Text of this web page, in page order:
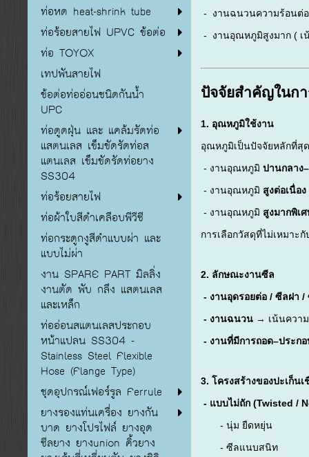
ท่อหด heat-shrink tube
ท่อร้อยสายไฟ UPVC ข้อต่อ
ท่อ TOYOX
เทปพันสายไฟ
ข้อต่อท่ออ่อนชนิดกันน้ำ
UPC
ท่อดูดฝุ่น และ แคล้มรัดท่อ
แสตนเลส เข็มขัดรัดท่อส
แตนเลส เข็มขัดรัดท่อยาง
SS304
ท่อร้อยสายไฟ
ท่อผ้าใบสีดำเคลือบพีวีซี
ท่อกระดูกงูสีดำแบบผ่า และ
แบบไม่ผ่า
งาน SPARE PART มิลลิ่ง
งานตัด พับ กลึง แสตนเลส
และเหล็ก
ท่ออ่อนสแตนเลสประกอบ
หน้าแปลน SS304 -
Stainless Steel Flexible
Hose (Flange Type)
ชุดอุปกรณ์เฟอร์รูล Ferrule
ยางรองแท่นเครื่อง ยางกัน
บาด ยางโปรไฟล์ ยางอุด
ซีลยาง ยางunion คิ้วยาง
- งานฉนวนความร้อนต่
- งานอุณหภูมิสูงมาก (
ปัจจัยสำคัญในกา
1. อุณหภูมิใช้งาน
อุณหภูมิเป็นปัจจัยหลักที่สุด
- งานอุณหภูมิ ปานกลาง
- งานอุณหภูมิ สูงต่อเนื่อง
- งานอุณหภูมิ สูงมากพิเ
การเลือกวัสดุที่ไม่เหมาะ
2. ลักษณะงานซีล
- งานอุดรอยต่อ / ซีลฝา /
- งานฉนวน→ เน้นความ
- งานที่มีการถอด–ประก
3. โครงสร้างของปะเก็นเ
- แบบไม่ถัก (Twisted /
- นุ่ม ยืดหยุ่น
- ซีลแนบสนิท